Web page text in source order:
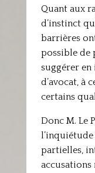
Quant aux
d’instinct
barrières
possible de
suggérer en
d’avocat, à
certains
Donc M. Le
partielles,
accusations